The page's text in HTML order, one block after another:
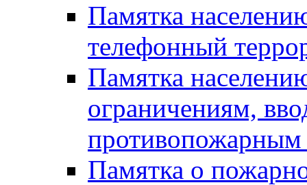
Памятка
телефонный
Памятка
ограничениям,
Памятка о